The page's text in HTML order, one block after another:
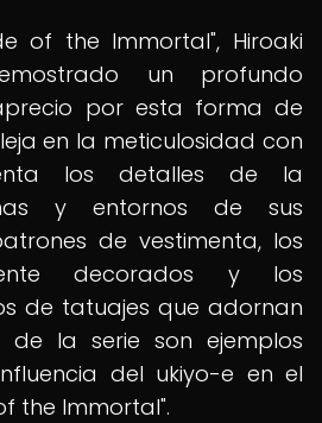
of the Immortal", Hiroaki
un profundo
por esta forma de
en la meticulosidad con
los detalles de la
y entornos de sus
de vestimenta, los
decorados y los
de tatuajes que adornan
de la serie son ejemplos
del ukiyo-e en el
the Immortal".